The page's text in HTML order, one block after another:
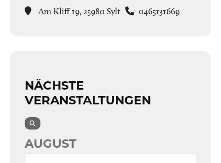
Am Kliff 19, 25980 Sylt 0465131669
NÄCHSTE
VERANSTALTUNGEN
AUGUST